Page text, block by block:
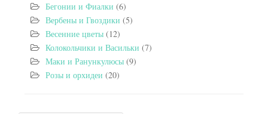
Бегонии и Фиалки (6)
Вербены и Гвоздики (5)
Весенние цветы (12)
Колокольчики и Васильки (7)
Маки и Ранункулюсы (9)
Розы и орхидеи (20)